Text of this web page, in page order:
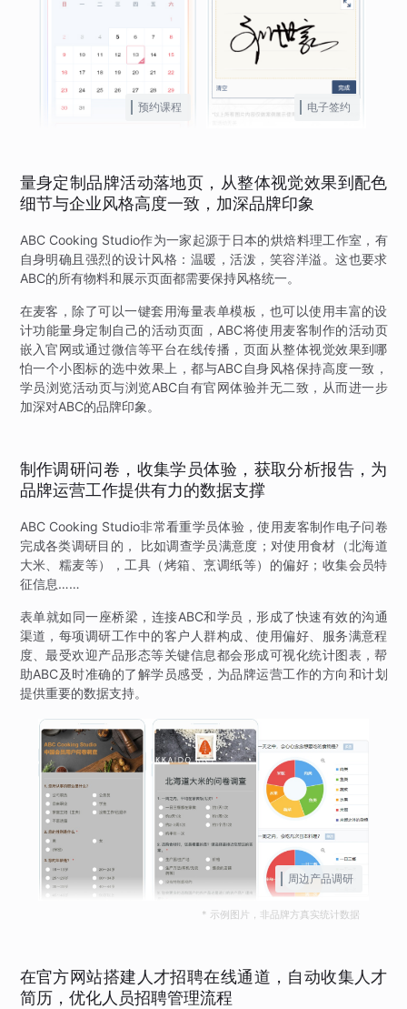
预约课程 电子签约
量身定制品牌活动落地页，从整体视觉效果到配色
细节与企业风格高度一致，加深品牌印象
ABC Cooking Studio作为一家起源于日本的烘焙料理工作室，有
自身明确且强烈的设计风格：温暖，活泼，笑容洋溢。这也要求
ABC的所有物料和展示页面都需要保持风格统一。
在麦客，除了可以一键套用海量表单模板，也可以使用丰富的设
计功能量身定制自己的活动页面，ABC将使用麦客制作的活动页
嵌入官网或通过微信等平台在线传播，页面从整体视觉效果到哪
怕一个小图标的选中效果上，都与ABC自身风格保持高度一致，
学员浏览活动页与浏览ABC自有官网体验并无二致，从而进一步
加深对ABC的品牌印象。
制作调研问卷，收集学员体验，获取分析报告，为
品牌运营工作提供有力的数据支撑
ABC Cooking Studio非常看重学员体验，使用麦客制作电子问卷
完成各类调研目的， 比如调查学员满意度；对使用食材（北海道
大米、糯麦等），工具（烤箱、烹调纸等）的偏好；收集会员特
征信息……
表单就如同一座桥梁，连接ABC和学员，形成了快速有效的沟通
渠道，每项调研工作中的客户人群构成、使用偏好、服务满意程
度、最受欢迎产品形态等关键信息都会形成可视化统计图表，帮
助ABC及时准确的了解学员感受，为品牌运营工作的方向和计划
提供重要的数据支持。
周边产品调研
* 示例图片，非品牌方真实统计数据
在官方网站搭建人才招聘在线通道，自动收集人才
简历，优化人员招聘管理流程